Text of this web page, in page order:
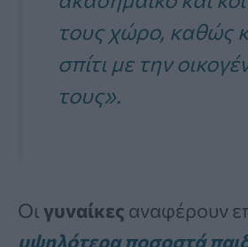
τους χώρο, καθώς
σπίτι με την
τους».
Οι γυναίκες αναφέρουν
υψηλότερα ποσοστά